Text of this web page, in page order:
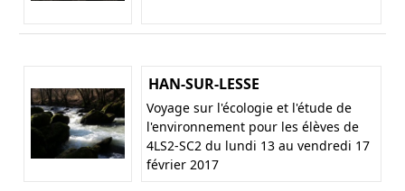
HAN-SUR-LESSE
Voyage sur l'écologie et l'étude de
l'environnement pour les élèves de
4LS2-SC2 du lundi 13 au vendredi 17
février 2017